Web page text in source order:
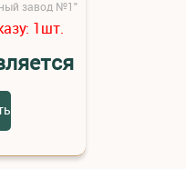
завод №1"
1шт.